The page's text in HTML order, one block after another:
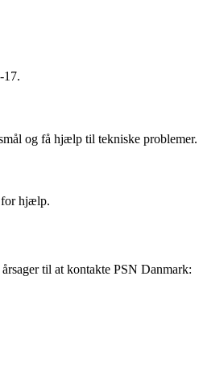
17.
og få hjælp til tekniske problemer.
for hjælp.
til at kontakte PSN Danmark: